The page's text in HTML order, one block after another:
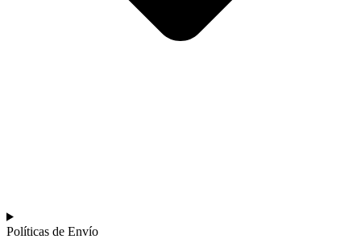
Políticas de Envío